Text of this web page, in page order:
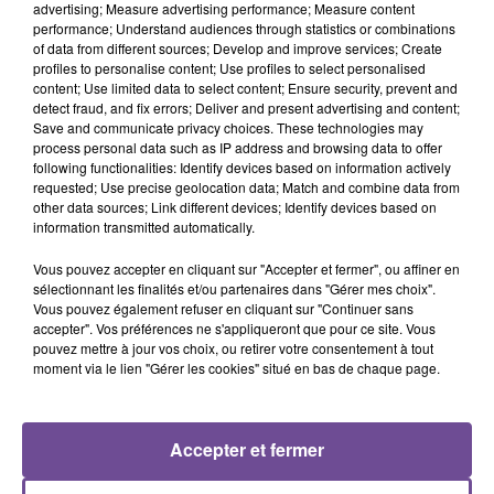
ORIA
Soirée Mondaine
ED SHEERAN
Camera
LADY GAGA
Paparazzi
Cet élément est masqué compte-tenu du refus du
dépôt de cookies que vous avez exprimé. Si vous
en cliquant sur le bouton ci-dessous.
Afficher l'élément
advertising; Measure advertising performance; Measure content
performance; Understand audiences through statistics or combinations
of data from different sources; Develop and improve services; Create
profiles to personalise content; Use profiles to select personalised
content; Use limited data to select content; Ensure security, prevent and
detect fraud, and fix errors; Deliver and present advertising and content;
Save and communicate privacy choices. These technologies may
process personal data such as IP address and browsing data to offer
following functionalities: Identify devices based on information actively
requested; Use precise geolocation data; Match and combine data from
other data sources; Link different devices; Identify devices based on
information transmitted automatically.
Vous pouvez accepter en cliquant sur "Accepter et fermer", ou affiner en
sélectionnant les finalités et/ou partenaires dans "Gérer mes choix".
Vous pouvez également refuser en cliquant sur "Continuer sans
accepter". Vos préférences ne s'appliqueront que pour ce site. Vous
pouvez mettre à jour vos choix, ou retirer votre consentement à tout
moment via le lien "Gérer les cookies" situé en bas de chaque page.
Accepter et fermer